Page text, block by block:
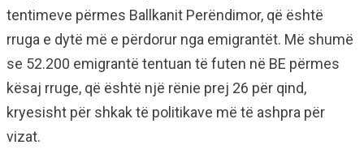
tentimeve përmes Ballkanit Perëndimor, që është
rruga e dytë më e përdorur nga emigrantët. Më shumë
se 52.200 emigrantë tentuan të futen në BE përmes
kësaj rruge, që është një rënie prej 26 për qind,
kryesisht për shkak të politikave më të ashpra për
vizat.